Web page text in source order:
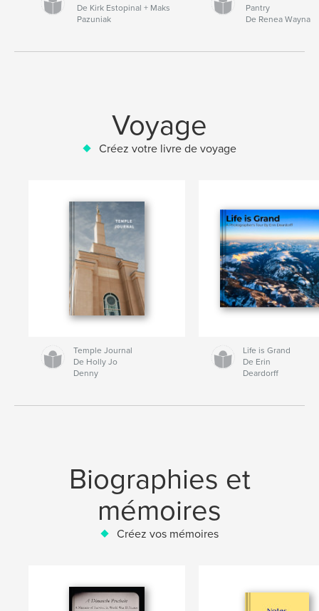
De Kirk Estopinal + Maks
Pazuniak
Pantry
De Renea Wayna
Voyage
Créez votre livre de voyage
Temple Journal
De Holly Jo
Denny
Life is Grand
De Erin
Deardorff
Biographies et
mémoires
Créez vos mémoires